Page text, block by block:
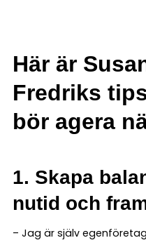
Här är
Fredriks
bör agera
1. Skapa
nutid och
– Jag är själv